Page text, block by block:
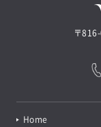
〒
Home